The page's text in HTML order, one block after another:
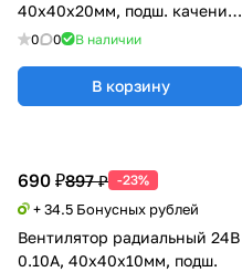
40х40х20мм, подш. качения,
Xinyujie
0 0 В наличии
В корзину
690 ₽897 ₽ -23%
+ 34.5 Бонусных рублей
Вентилятор радиальный 24В
0.10А, 40х40х10мм, подш.